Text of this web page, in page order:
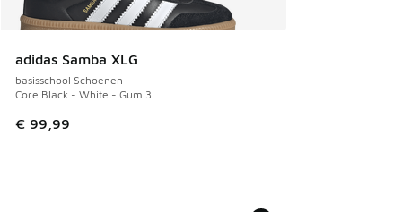
adidas Samba XLG
basisschool Schoenen
Core Black - White - Gum 3
€ 99,99